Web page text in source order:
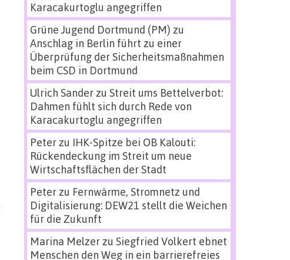
Karacakurtoglu angegriffen
Grüne Jugend Dortmund (PM) zu
Anschlag in Berlin führt zu einer
Überprüfung der Sicherheitsmaßnahmen
beim CSD in Dortmund
Ulrich Sanderzu Streit ums Bettelverbot:
Dahmen fühlt sich durch Rede von
Karacakurtoglu angegriffen
Peterzu IHK-Spitze bei OB Kalouti:
Rückendeckung im Streit um neue
Wirtschaftsflächen der Stadt
Peterzu Fernwärme, Stromnetz und
Digitalisierung: DEW21 stellt die Weichen
für die Zukunft
Marina Melzerzu Siegfried Volkert ebnet
Menschen den Weg in ein barrierefreies